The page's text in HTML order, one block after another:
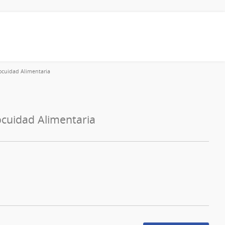
Alimentaria
Alimentaria